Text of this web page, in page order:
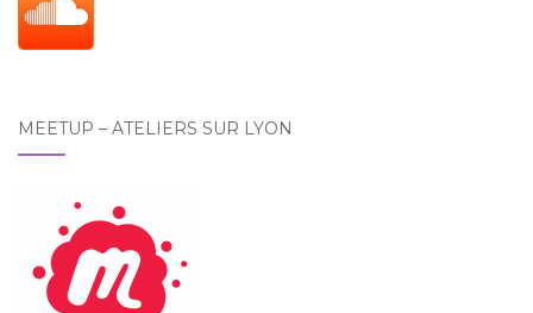
MEETUP – ATELIERS SUR LYON